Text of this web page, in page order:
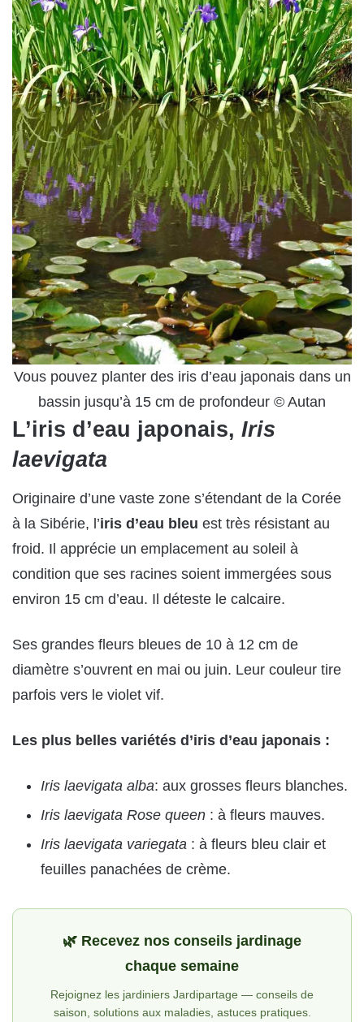
Vous pouvez planter des iris d’eau japonais dans un
bassin jusqu’à 15 cm de profondeur © Autan
L’iris d’eau japonais, Iris
laevigata
Originaire d’une vaste zone s’étendant de la Corée
à la Sibérie, l’iris d’eau bleu est très résistant au
froid. Il apprécie un emplacement au soleil à
condition que ses racines soient immergées sous
environ 15 cm d’eau. Il déteste le calcaire.
Ses grandes fleurs bleues de 10 à 12 cm de
diamètre s’ouvrent en mai ou juin. Leur couleur tire
parfois vers le violet vif.
Les plus belles variétés d’iris d’eau japonais :
Iris laevigata alba: aux grosses fleurs blanches.
Iris laevigata Rose queen : à fleurs mauves.
Iris laevigata variegata : à fleurs bleu clair et
feuilles panachées de crème.
🌿 Recevez nos conseils jardinage
chaque semaine
Rejoignez les jardiniers Jardipartage — conseils de
saison, solutions aux maladies, astuces pratiques.